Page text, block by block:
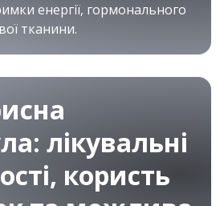
енергії, гормонального
тканини.
лікувальні
користь